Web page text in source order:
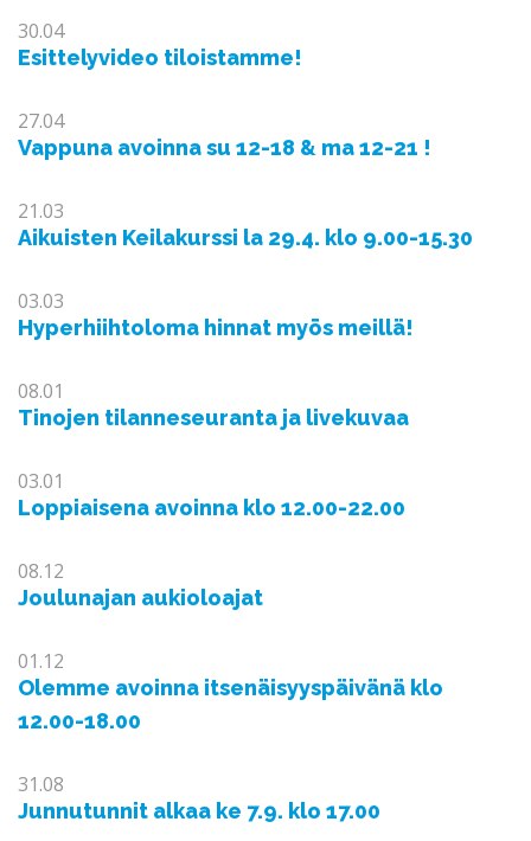
30.04
Esittelyvideo tiloistamme!
27.04
Vappuna avoinna su 12-18 & ma 12-21 !
21.03
Aikuisten Keilakurssi la 29.4. klo 9.00-15.30
03.03
Hyperhiihtoloma hinnat myös meillä!
08.01
Tinojen tilanneseuranta ja livekuvaa
03.01
Loppiaisena avoinna klo 12.00-22.00
08.12
Joulunajan aukioloajat
01.12
Olemme avoinna itsenäisyyspäivänä klo
12.00-18.00
31.08
Junnutunnit alkaa ke 7.9. klo 17.00